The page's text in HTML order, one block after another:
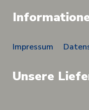
Impressum
Unsere